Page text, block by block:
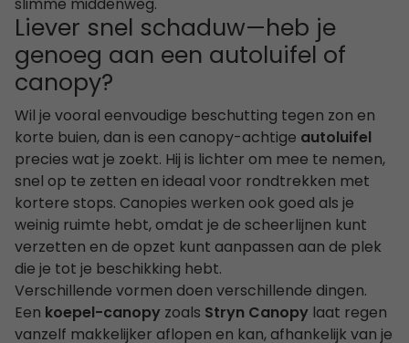
slimme middenweg.
Liever snel schaduw—heb je
genoeg aan een autoluifel of
canopy?
Wil je vooral eenvoudige beschutting tegen zon en
korte buien, dan is een canopy-achtige autoluifel
precies wat je zoekt. Hij is lichter om mee te nemen,
snel op te zetten en ideaal voor rondtrekken met
kortere stops. Canopies werken ook goed als je
weinig ruimte hebt, omdat je de scheerlijnen kunt
verzetten en de opzet kunt aanpassen aan de plek
die je tot je beschikking hebt.
Verschillende vormen doen verschillende dingen.
Een koepel-canopyzoals Stryn Canopylaat regen
vanzelf makkelijker aflopen en kan, afhankelijk van je